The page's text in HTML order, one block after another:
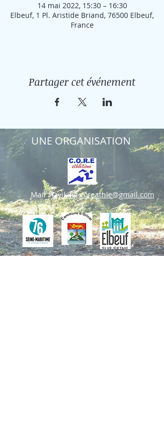
14 mai 2022, 15:30 – 16:30
Elbeuf, 1 Pl. Aristide Briand, 76500 Elbeuf,
France
Partager cet événement
UNE ORGANISATION
Mail :laviking.coreathle@gmail.com